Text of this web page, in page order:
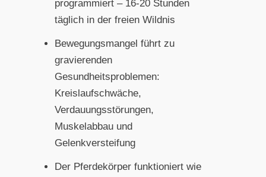
programmiert – 16-20 Stunden
täglich in der freien Wildnis
Bewegungsmangel führt zu
gravierenden
Gesundheitsproblemen:
Kreislaufschwäche,
Verdauungsstörungen,
Muskelabbau und
Gelenkversteifung
Der Pferdekörper funktioniert wie